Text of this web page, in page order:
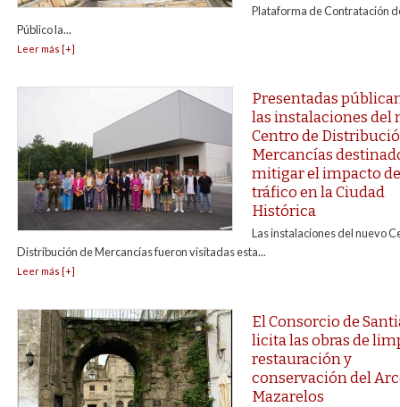
Plataforma de Contratación
Público la...
Leer más [+]
Presentadas
las instalaciones del
Centro de
Mercancías
mitigar el impacto
tráfico en la Ciudad
Histórica
Las instalaciones del nuevo
Distribución de Mercancías fueron visitadas esta...
Leer más [+]
El Consorcio de
licita las obras de
restauración y
conservación del
Mazarelos